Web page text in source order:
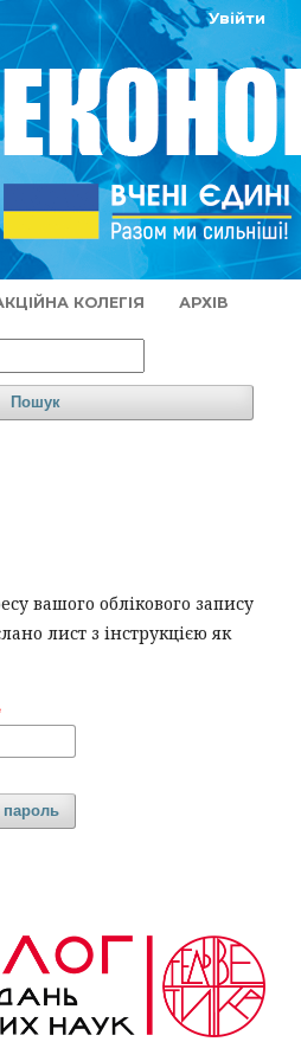
КОЛЕГІЯ АРХІВ
Пошук
Увійти
вашого облікового запису
лист з інструкцією як
пароль